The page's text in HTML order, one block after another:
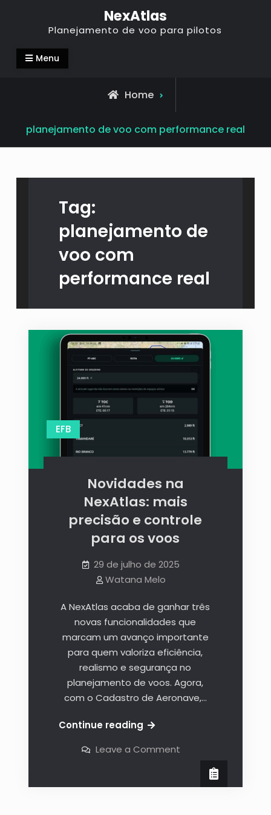
NexAtlas
Planejamento de voo para pilotos
Menu
Home
planejamento de voo com performance real
Tag:
planejamento de
voo com
performance real
EFB
Novidades na
NexAtlas: mais
precisão e controle
para os voos
29 de julho de 2025
Watana Melo
A NexAtlas acaba de ganhar três
novas funcionalidades que
marcam um avanço importante
para quem valoriza eficiência,
realismo e segurança no
planejamento de voos. Agora,
com o Cadastro de Aeronave,…
Continue reading
Leave a Comment